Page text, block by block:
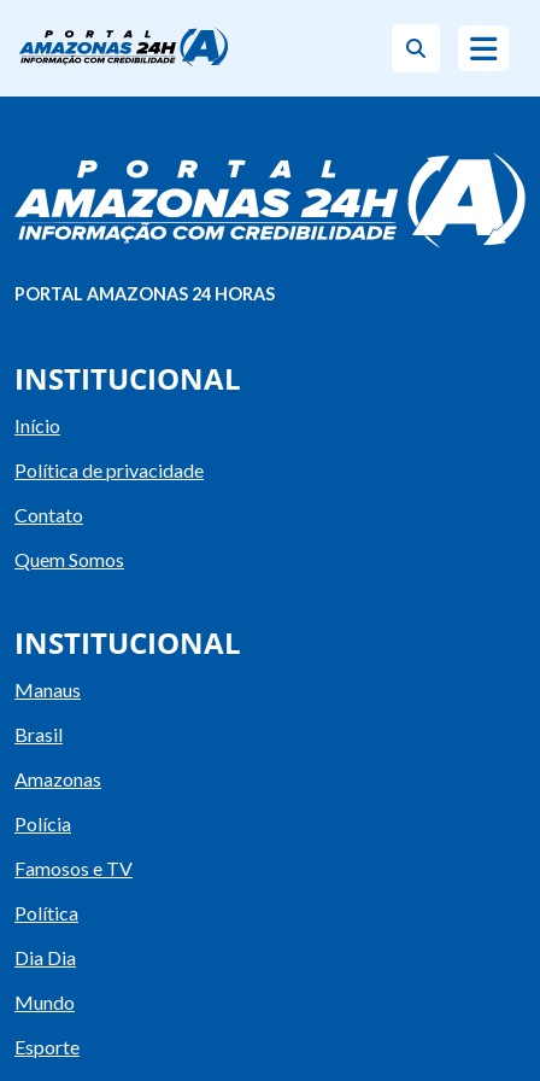
PORTAL AMAZONAS 24 HORAS
INSTITUCIONAL
Início
Política de privacidade
Contato
Quem Somos
INSTITUCIONAL
Manaus
Brasil
Amazonas
Polícia
Famosos e TV
Política
Dia Dia
Mundo
Esporte